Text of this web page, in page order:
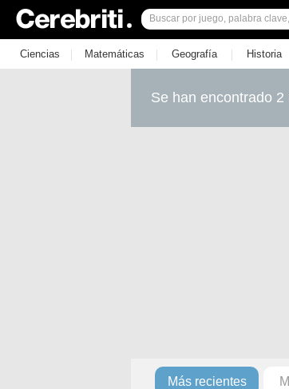
Ciencias | Matemáticas | Geografía | Historia
Se han encontrado
Más recientes